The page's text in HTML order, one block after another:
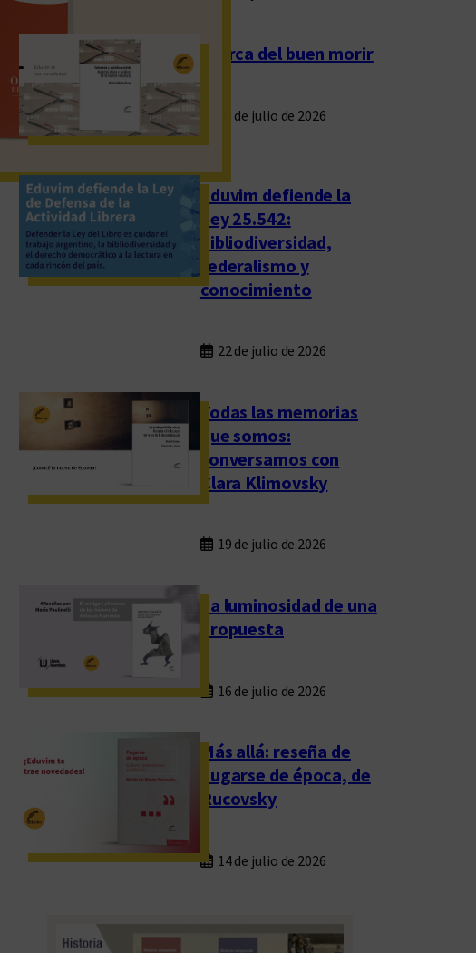
Acerca del buen morir
23 de julio de 2026
Eduvim defiende la
Ley 25.542:
bibliodiversidad,
federalismo y
conocimiento
22 de julio de 2026
Todas las memorias
que somos:
conversamos con
Clara Klimovsky
19 de julio de 2026
La luminosidad de una
propuesta
16 de julio de 2026
Más allá: reseña de
Fugarse de época, de
Rucovsky
14 de julio de 2026